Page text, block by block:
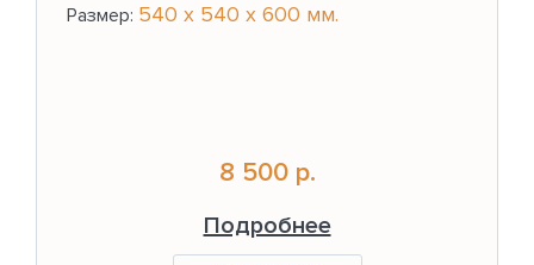
Размер: 540 x 540 x 600 мм.
8 500 р.
Подробнее